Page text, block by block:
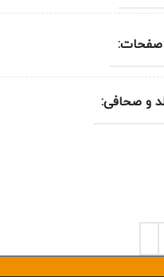
صفحات:
و صحافی: